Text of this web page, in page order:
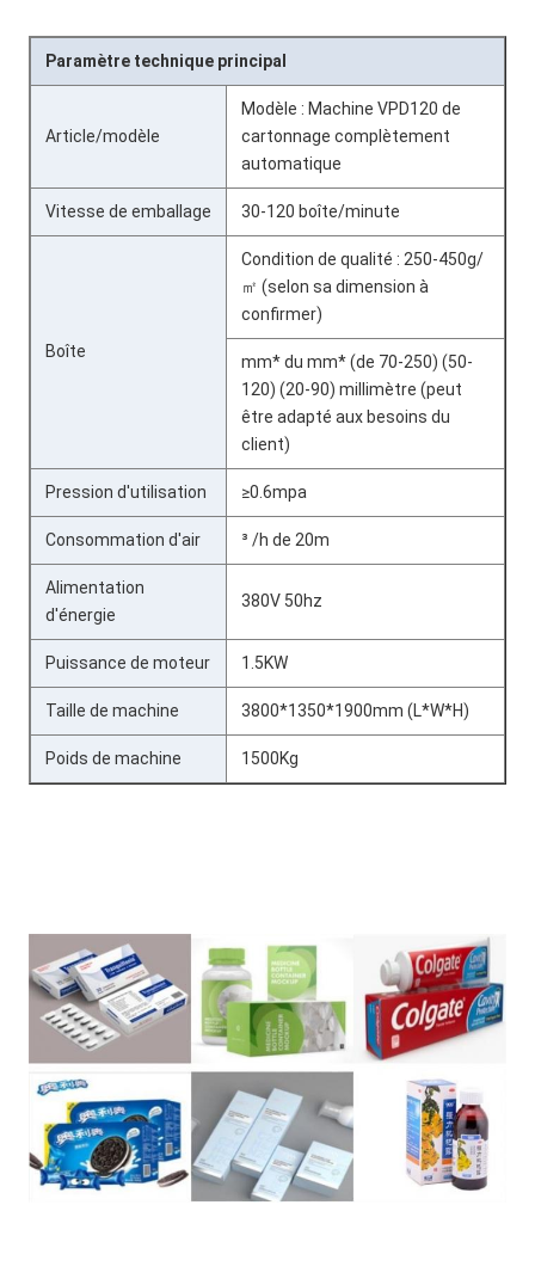
Paramètre technique principal
Article/modèle
Modèle : Machine VPD120 de
cartonnage complètement
automatique
Vitesse de emballage 30-120 boîte/minute
Boîte
Condition de qualité : 250-450g/
㎡ (selon sa dimension à
confirmer)
mm* du mm* (de 70-250) (50-
120) (20-90) millimètre (peut
être adapté aux besoins du
client)
Pression d'utilisation ≥0.6mpa
Consommation d'air ³ /h de 20m
Alimentation
d'énergie
380V 50hz
Puissance de moteur 1.5KW
Taille de machine 3800*1350*1900mm (L*W*H)
Poids de machine 1500Kg